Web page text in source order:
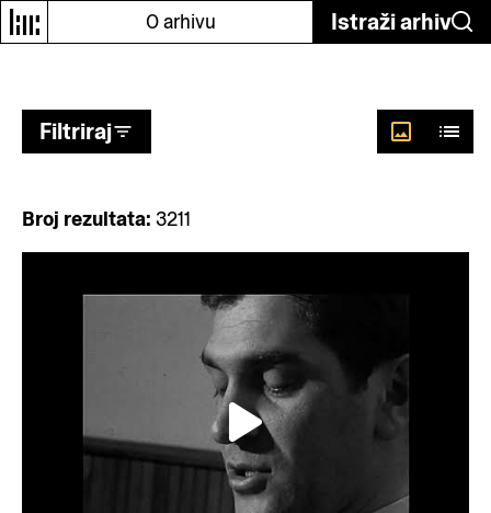
O arhivu Istraži arhiv
Filtriraj
Broj rezultata: 3211
Odaberi autore